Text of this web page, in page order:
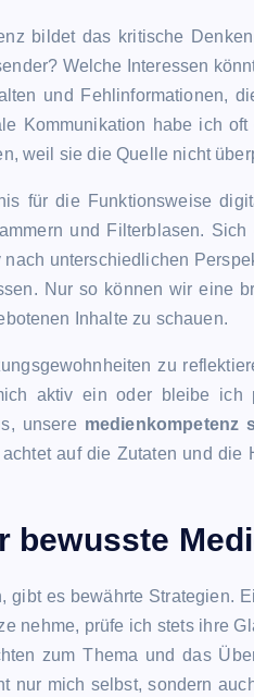
bildet das kritische
Welche Interessen
und Fehlinformationen,
Kommunikation habe ich
weil sie die Quelle nicht
für die Funktionsweise
und Filterblasen.
unterschiedlichen
Nur so können wir eine
Inhalte zu schauen.
zu
aktiv ein oder bleibe ich
unsere medienkompetenz
auf die Zutaten und die
bewusste
gibt es bewährte Strategien.
nehme, prüfe ich stets ihre
zum Thema und das
nur mich selbst, sondern